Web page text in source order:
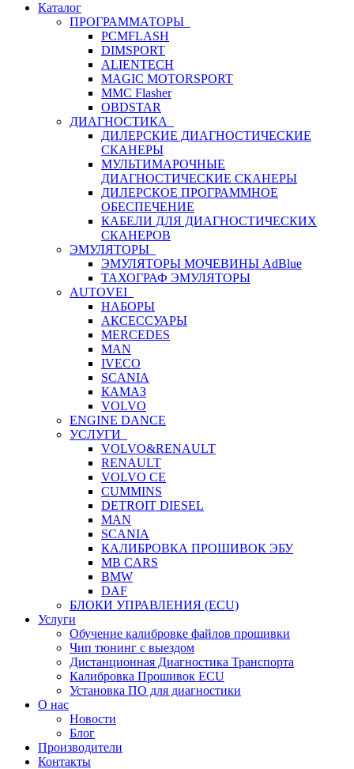
Каталог
ПРОГРАММАТОРЫ
PCMFLASH
DIMSPORT
ALIENTECH
MAGIC MOTORSPORT
MMC Flasher
OBDSTAR
ДИАГНОСТИКА
ДИЛЕРСКИЕ ДИАГНОСТИЧЕСКИЕ
СКАНЕРЫ
МУЛЬТИМАРОЧНЫЕ
ДИАГНОСТИЧЕСКИЕ СКАНЕРЫ
ДИЛЕРСКОЕ ПРОГРАММНОЕ
ОБЕСПЕЧЕНИЕ
КАБЕЛИ ДЛЯ ДИАГНОСТИЧЕСКИХ
СКАНЕРОВ
ЭМУЛЯТОРЫ
ЭМУЛЯТОРЫ МОЧЕВИНЫ АdBlue
ТАХОГРАФ ЭМУЛЯТОРЫ
AUTOVEI
НАБОРЫ
АКСЕССУАРЫ
MERCEDES
MAN
IVECO
SCANIA
КАМАЗ
VOLVO
ENGINE DANCE
УСЛУГИ
VOLVO&RENAULT
RENAULT
VOLVO CE
CUMMINS
DETROIT DIESEL
MAN
SCANIA
КАЛИБРОВКА ПРОШИВОК ЭБУ
MB CARS
BMW
DAF
БЛОКИ УПРАВЛЕНИЯ (ECU)
Услуги
Обучение калибровке файлов прошивки
Чип тюнинг с выездом
Дистанционная Диагностика Транспорта
Калибровка Прошивок ECU
Установка ПО для диагностики
О нас
Новости
Блог
Производители
Контакты